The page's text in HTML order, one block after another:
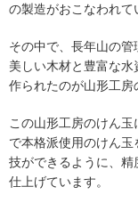
の製造がおこなわれて
その中で、長年山の
美しい木材と豊富な
作られたのが山形工房
この山形工房のけん
で本格派使用のけん
技ができるように、精
仕上げています。